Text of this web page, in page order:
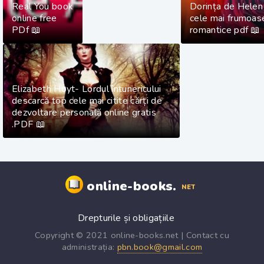
Real You book
online free
PDf 📖
Dorința de
cele mai
romantice pdf 📖
Elizabeth Hoyt- Lordul întunericului
descarcă top cele mai citite cărți de
dezvoltare personală online gratis
.PDF 📖
online-books. NET
Drepturile și obligațiile
Copyright © 2021 online-books.net | Contact cu
administrația: pbn.book@gmail.com